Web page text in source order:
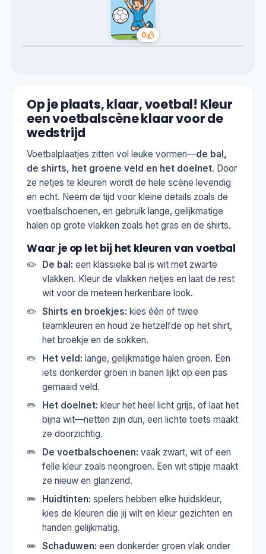
0
Likes
Op je plaats, klaar, voetbal! Kleur
een voetbalscène klaar voor de
wedstrijd
Voetbalplaatjes zitten vol leuke vormen—de bal,
de shirts, het groene veld en het doelnet. Door
ze netjes te kleuren wordt de hele scène levendig
en echt. Neem de tijd voor kleine details zoals de
voetbalschoenen, en gebruik lange, gelijkmatige
halen op grote vlakken zoals het gras en de shirts.
Waar je op let bij het kleuren van voetbal
De bal: een klassieke bal is wit met zwarte
vlakken. Kleur de vlakken netjes en laat de rest
wit voor de meteen herkenbare look.
Shirts en broekjes: kies één of twee
teamkleuren en houd ze hetzelfde op het shirt,
het broekje en de sokken.
Het veld: lange, gelijkmatige halen groen. Een
iets donkerder groen in banen lijkt op een pas
gemaaid veld.
Het doelnet: kleur het heel licht grijs, of laat het
bijna wit—netten zijn dun, een lichte toets maakt
ze doorzichtig.
De voetbalschoenen: vaak zwart, wit of een
felle kleur zoals neongroen. Een wit stipje maakt
ze nieuw en glanzend.
Huidtinten: spelers hebben elke huidskleur,
kies de kleuren die jij wilt en kleur gezichten en
handen gelijkmatig.
Schaduwen: een donkerder groen vlak onder